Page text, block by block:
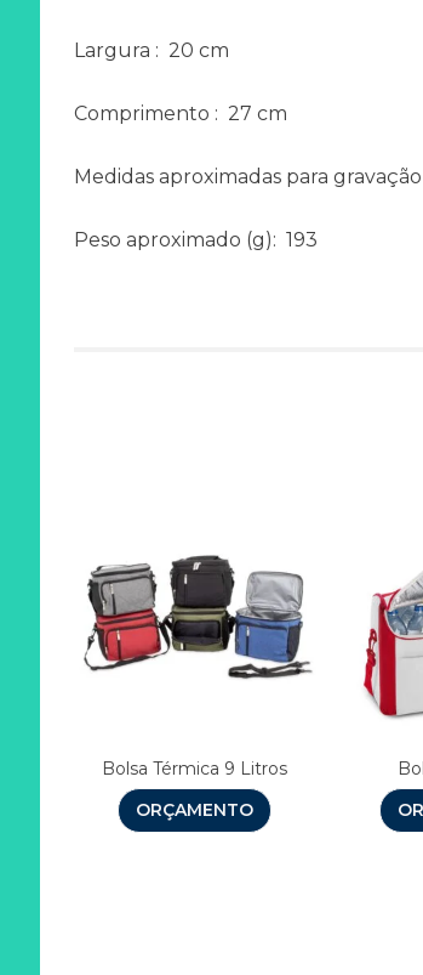
Largura : 20 cm
Comprimento : 27 cm
Medidas aproximadas para gravação
Peso aproximado (g): 193
Bolsa Térmica 9 Litros
ORÇAMENTO